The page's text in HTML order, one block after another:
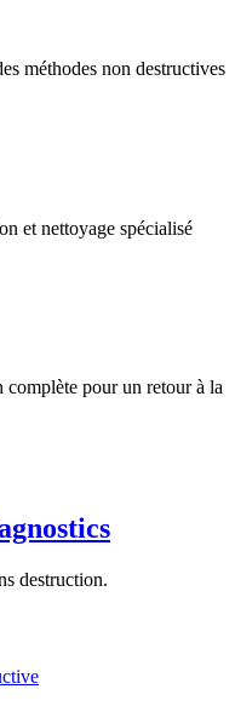
méthodes non destructives
et nettoyage spécialisé
pour un retour à la
destruction.